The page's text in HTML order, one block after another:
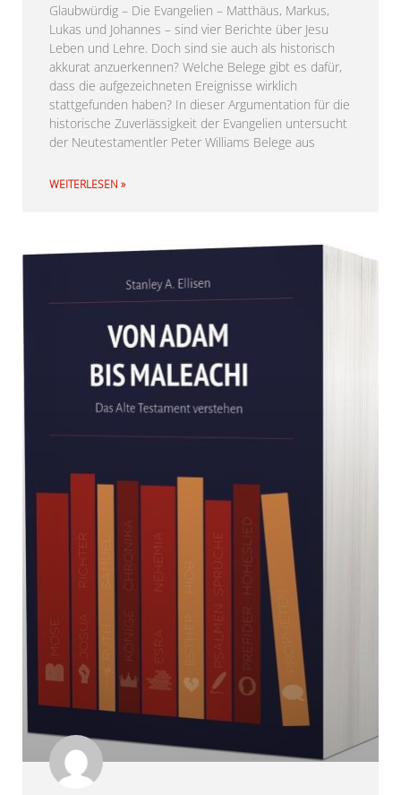
Glaubwürdig – Die Evangelien – Matthäus, Markus,
Lukas und Johannes – sind vier Berichte über Jesu
Leben und Lehre. Doch sind sie auch als historisch
akkurat anzuerkennen? Welche Belege gibt es dafür,
dass die aufgezeichneten Ereignisse wirklich
stattgefunden haben? In dieser Argumentation für die
historische Zuverlässigkeit der Evangelien untersucht
der Neutestamentler Peter Williams Belege aus
WEITERLESEN »